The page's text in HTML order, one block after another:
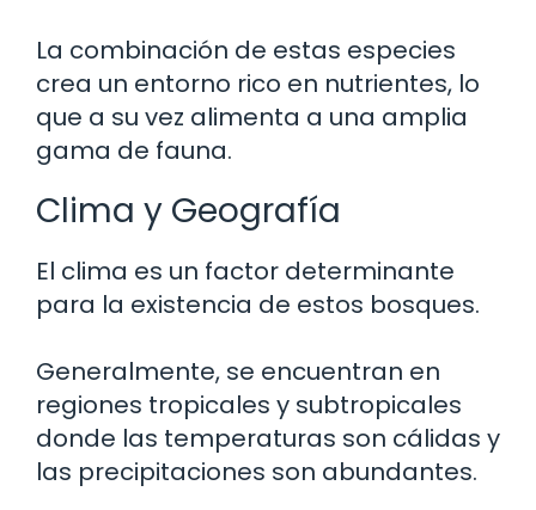
La combinación de estas especies
crea un entorno rico en nutrientes, lo
que a su vez alimenta a una amplia
gama de fauna.
Clima y Geografía
El clima es un factor determinante
para la existencia de estos bosques.
Generalmente, se encuentran en
regiones tropicales y subtropicales
donde las temperaturas son cálidas y
las precipitaciones son abundantes.